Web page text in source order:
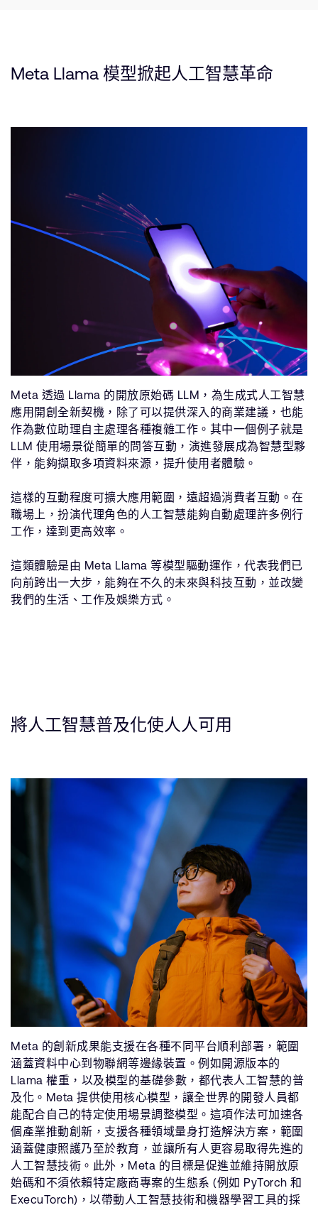
Meta Llama 模型掀起人工智慧革命
Meta 透過 Llama 的開放原始碼 LLM，為生成式人工智慧
應用開創全新契機，除了可以提供深入的商業建議，也能
作為數位助理自主處理各種複雜工作。其中一個例子就是
LLM 使用場景從簡單的問答互動，演進發展成為智慧型夥
伴，能夠擷取多項資料來源，提升使用者體驗。
這樣的互動程度可擴大應用範圍，遠超過消費者互動。在
職場上，扮演代理角色的人工智慧能夠自動處理許多例行
工作，達到更高效率。
這類體驗是由 Meta Llama 等模型驅動運作，代表我們已
向前跨出一大步，能夠在不久的未來與科技互動，並改變
我們的生活、工作及娛樂方式。
將人工智慧普及化使人人可用
Meta 的創新成果能支援在各種不同平台順利部署，範圍
涵蓋資料中心到物聯網等邊緣裝置。例如開源版本的
Llama 權重，以及模型的基礎參數，都代表人工智慧的普
及化。Meta 提供使用核心模型，讓全世界的開發人員都
能配合自己的特定使用場景調整模型。這項作法可加速各
個產業推動創新，支援各種領域量身打造解決方案，範圍
涵蓋健康照護乃至於教育，並讓所有人更容易取得先進的
人工智慧技術。此外，Meta 的目標是促進並維持開放原
始碼和不須依賴特定廠商專案的生態系 (例如 PyTorch 和
ExecuTorch)，以帶動人工智慧技術和機器學習工具的採